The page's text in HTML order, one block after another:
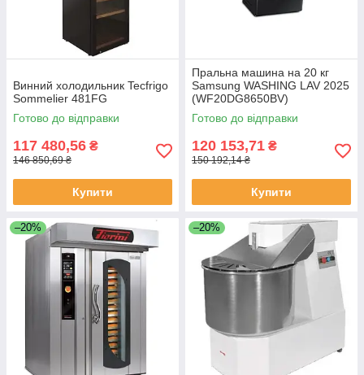
Винний холодильник Tecfrigo
Sommelier 481FG
Готово до відправки
117 480,56 ₴
146 850,69 ₴
Купити
Пральна машина на 20 кг
Samsung WASHING LAV 2025
(WF20DG8650BV)
Готово до відправки
120 153,71 ₴
150 192,14 ₴
Купити
–20% –20%